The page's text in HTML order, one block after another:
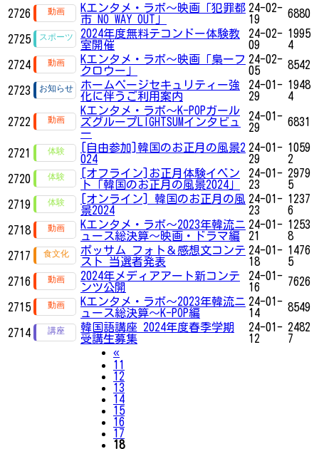
2726
Kエンタメ・ラボ～映画「犯罪都
市 NO WAY OUT」
24-02-
19
6880
2725
2024年度無料テコンドー体験教
室開催
24-02-
09
1995
4
2724
Kエンタメ・ラボ～映画「梟ーフ
クロウー」
24-02-
05
8542
2723
ホームページセキュリティー強
化に伴うご利用案内
24-01-
29
1948
4
2722
Kエンタメ・ラボ～K-POPガール
ズグループLIGHTSUMインタビュ
ー
24-01-
29
6831
2721
[自由参加]韓国のお正月の風景2
024
24-01-
29
1059
2
2720
[オフライン]お正月体験イベン
ト「韓国のお正月の風景2024」
24-01-
23
2979
5
2719
[オンライン] 韓国のお正月の風
景2024
24-01-
23
1237
6
2718
Kエンタメ・ラボ～2023年韓流ニ
ュース総決算～映画・ドラマ編
24-01-
21
1253
8
2717
ポッサム フォト＆感想文コンテ
スト 当選者発表
24-01-
18
1476
5
2716
2024年メディアアート新コンテ
ンツ公開
24-01-
16
7626
2715
Kエンタメ・ラボ～2023年韓流ニ
ュース総決算～K-POP編
24-01-
14
8549
2714
韓国語講座 2024年度春季学期
受講生募集
24-01-
12
2482
7
«Previous
11
12
13
14
15
16
17
18